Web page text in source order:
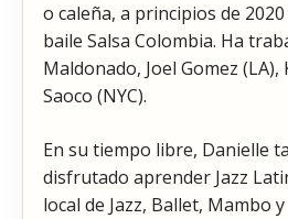
o caleña, a principios de
baile Salsa Colombia. Ha
Maldonado, Joel Gomez (LA),
Saoco (NYC).
En su tiempo libre, Danielle
disfrutado aprender Jazz
local de Jazz, Ballet, Mambo